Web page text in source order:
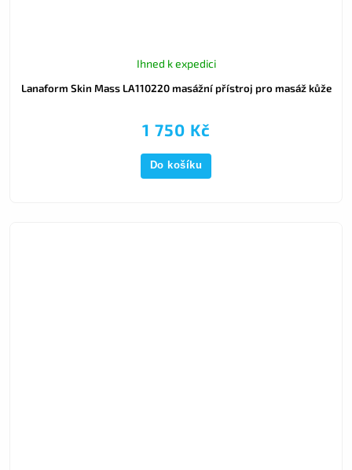
Lanaform Skin Mass LA110220 masážní přístroj pro masáž kůže
Ihned k expedici
1 750 Kč
Do košíku